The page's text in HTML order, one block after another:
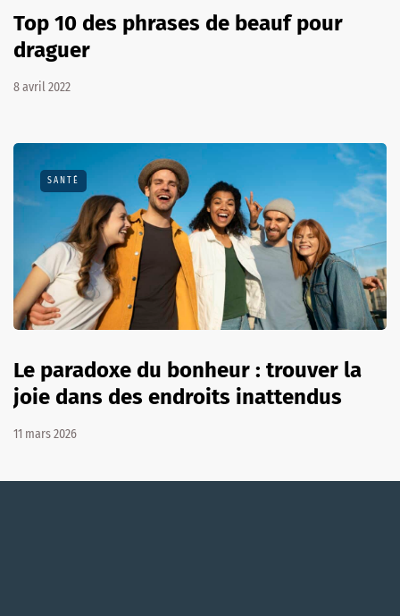
Top 10 des phrases de beauf pour
draguer
8 avril 2022
SANTÉ
Le paradoxe du bonheur : trouver la
joie dans des endroits inattendus
11 mars 2026